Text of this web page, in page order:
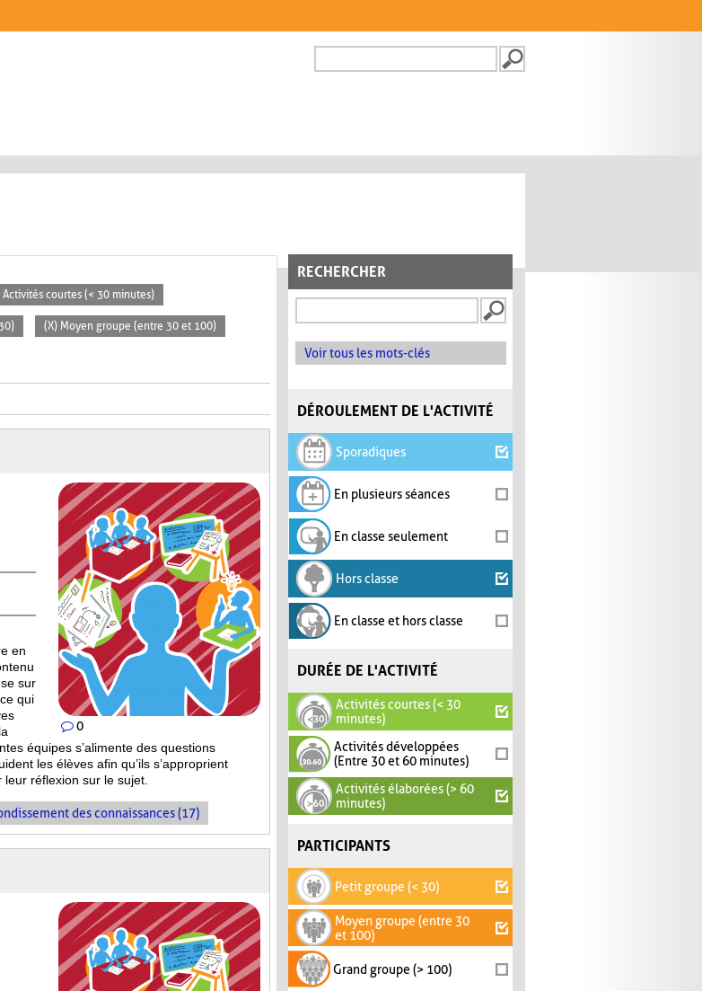
FORMULAIRE DE
RECHERCHER
Voir tous les mots-clés
DÉROULEMENT DE L'ACTIVITÉ
Sporadiques
En plusieurs séances
En classe seulement
Hors classe
En classe et hors classe
DURÉE DE L'ACTIVITÉ
Activités courtes (< 30
minutes)
Activités développées
(Entre 30 et 60 minutes)
Activités élaborées (> 60
minutes)
PARTICIPANTS
Petit groupe (< 30)
Moyen groupe (entre 30
et 100)
Grand groupe (> 100)
Activités courtes (< 30 minutes)
(X) Moyen groupe (entre 30 et 100)
0
en
sur
qui
équipes s’alimente des questions
les élèves afin qu’ils s’approprient
réflexion sur le sujet.
des connaissances (17)